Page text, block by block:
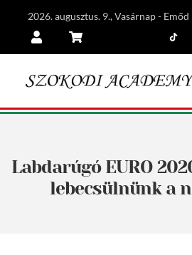
2026. augusztus. 9., Vasárnap - Emőd
Labdarúgó EURO
lebecsülnünk a